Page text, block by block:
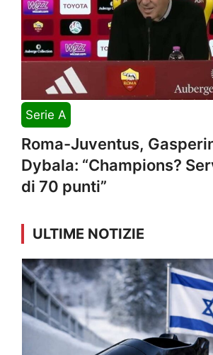
Serie A
Roma-Juventus,
Dybala: “Champions?
di 70 punti”
ULTIME NOTIZIE